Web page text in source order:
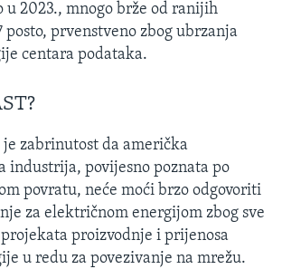
u 2023., mnogo brže od ranijih
prvenstveno zbog ubrzanja
centara podataka.
je zabrinutost da američka
industrija, povijesno poznata po
povratu, neće moći brzo odgovoriti
za električnom energijom zbog sve
proizvodnje i prijenosa
u redu za povezivanje na mrežu.